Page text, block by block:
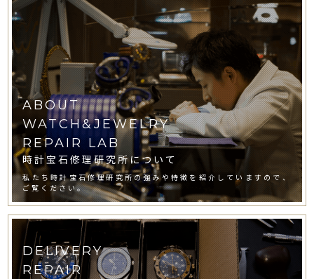
ABOUT
WATCH&JEWELRY
REPAIR LAB
時計宝石修理研究所について
私たち時計宝石修理研究所の強みや特徴を紹介していますので、
ご覧ください。
DELIVERY
REPAIR